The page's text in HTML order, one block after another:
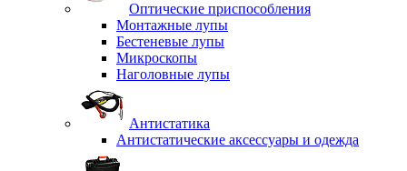
Оптические приспособления
Монтажные лупы
Бестеневые лупы
Микроскопы
Наголовные лупы
Антистатика
Антистатические аксессуары и одежда